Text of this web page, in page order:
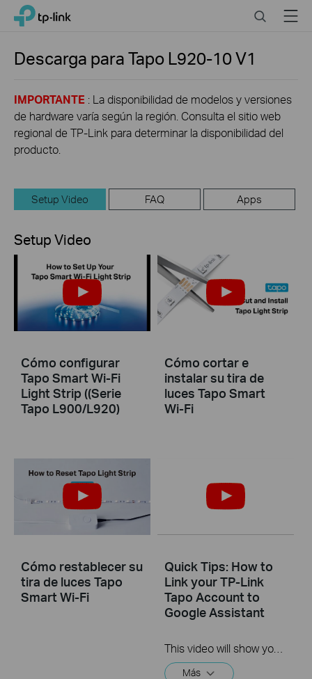
Click
navigation
TP-Link, Reliably Smart SearchMenu
Descarga paraTapo L920-10V1
IMPORTANTE : La disponibilidad de modelos y versiones
de hardware varía según la región. Consulta el sitio web
regional de TP-Link para determinar la disponibilidad del
producto.
Setup Video FAQ Apps
Setup Video
Cómo configurar
Tapo Smart Wi-Fi
Light Strip ((Serie
Tapo L900/L920)
Cómo cortar e
instalar su tira de
luces Tapo Smart
Wi-Fi
Cómo restablecer su
tira de luces Tapo
Smart Wi-Fi
Quick Tips: How to
Link your TP-Link
Tapo Account to
Google Assistant
This video will show you how to link your TP-Link Tapo account to Google Assistant
Más